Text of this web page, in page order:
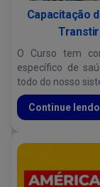
Capacitação
O Curso tem
específico de
todo do nosso
Continue lendo